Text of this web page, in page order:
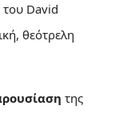
του David
θεότρελη
της